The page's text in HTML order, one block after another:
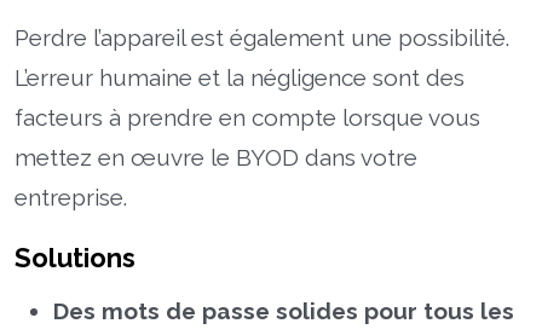
Perdre l’appareil est également une possibilité.
L’erreur humaine et la négligence sont des
facteurs à prendre en compte lorsque vous
mettez en œuvre le BYOD dans votre
entreprise.
Solutions
Des mots de passe solides pour tous les